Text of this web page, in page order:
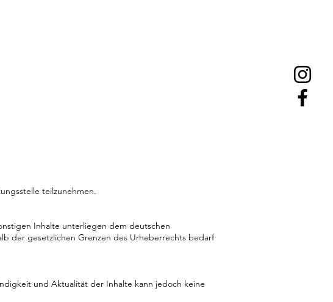
teilzunehmen.
Inhalte unterliegen dem deutschen
der gesetzlichen Grenzen des Urheberrechts bedarf
und Aktualität der Inhalte kann jedoch keine